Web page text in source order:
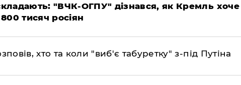
"ВЧК-ОГПУ" дізнався, як Кремль хоче
тисяч росіян
хто та коли "виб'є табуретку" з-під Путіна